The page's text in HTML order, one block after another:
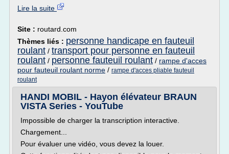
Lire la suite
Site : routard.com
Thèmes liés : personne handicape en fauteuil
roulant / transport pour personne en fauteuil
roulant / personne fauteuil roulant / rampe d'acces
pour fauteuil roulant norme / rampe d'acces pliable fauteuil
roulant
HANDI MOBIL - Hayon élévateur BRAUN
VISTA Series - YouTube
Impossible de charger la transcription interactive.
Chargement...
Pour évaluer une vidéo, vous devez la louer.